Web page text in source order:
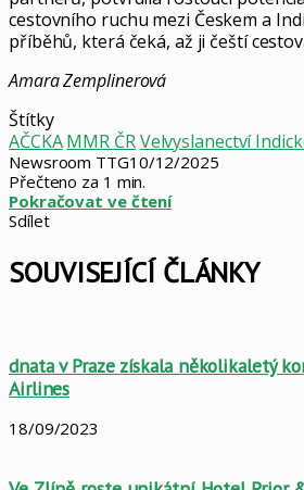
cestovního ruchu mezi Českem a
příběhů, která čeká, až ji čeští
Amara Zemplinerová
Štítky
AČCKA MMR ČRVelvyslanectví
Newsroom TTG10/12/2025
Přečteno za 1 min.
Pokračovat ve čtení
Sdílet
mailem
SOUVISEJÍCÍ ČLÁNKY
dnata v Praze získala několikaletý
Airlines
18/09/2023